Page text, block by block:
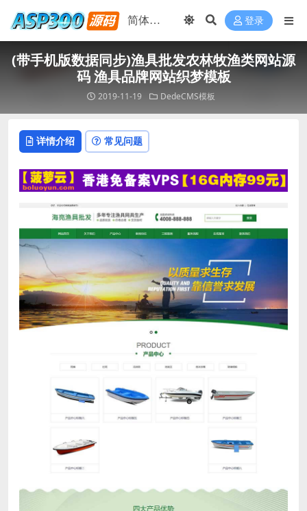
登录
(带手机版数据同步)渔具批发农林牧渔类网站源
码 渔具品牌网站织梦模板
2019-11-19 DedeCMS模板
详情介绍 常见问题